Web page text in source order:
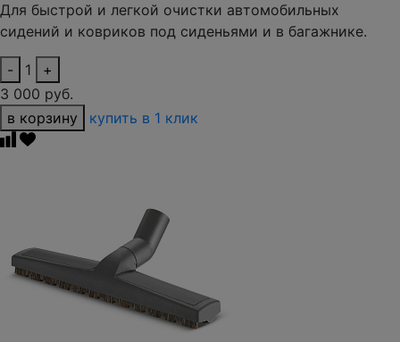
Для быстрой и легкой очистки автомобильных
сидений и ковриков под сиденьями и в багажнике.
- 1
+
3 000 руб.
в корзину
купить в 1 клик